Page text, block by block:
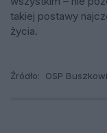
takiej postawy
życia.
Źródło: OSP